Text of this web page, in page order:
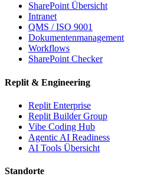
SharePoint Übersicht
Intranet
QMS / ISO 9001
Dokumentenmanagement
Workflows
SharePoint Checker
Replit & Engineering
Replit Enterprise
Replit Builder Group
Vibe Coding Hub
Agentic AI Readiness
AI Tools Übersicht
Standorte